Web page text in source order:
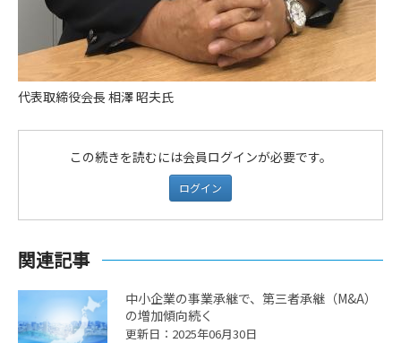
代表取締役会長 相澤 昭夫氏
この続きを読むには会員ログインが必要です。
ログイン
関連記事
中小企業の事業承継で、第三者承継（M&A）
の増加傾向続く
更新日：2025年06月30日